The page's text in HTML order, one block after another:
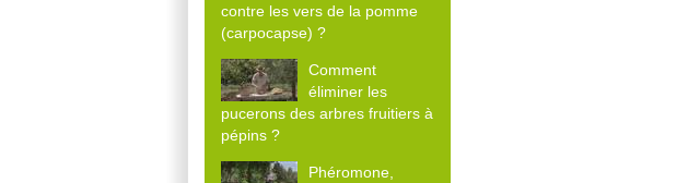
contre les vers de la pomme
(carpocapse) ?
Comment
éliminer les
pucerons des arbres fruitiers à
pépins ?
Phéromone,